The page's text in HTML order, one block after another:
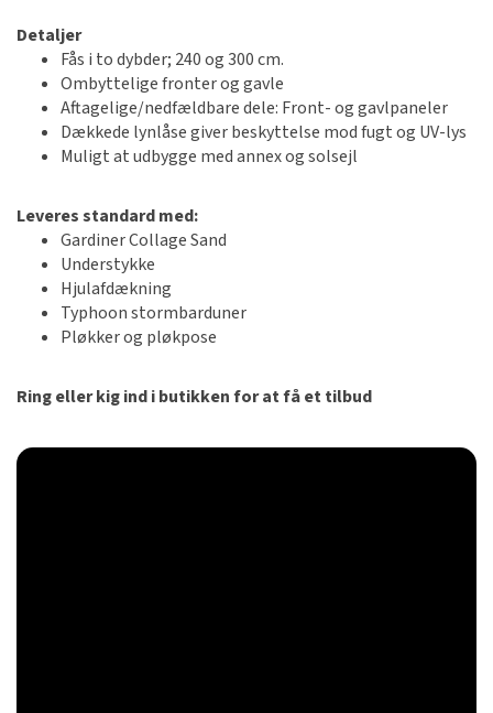
Detaljer
Fås i to dybder; 240 og 300 cm.
Ombyttelige fronter og gavle
Aftagelige/nedfældbare dele: Front- og gavlpaneler
Dækkede lynlåse giver beskyttelse mod fugt og UV-lys
Muligt at udbygge med annex og solsejl
Leveres standard med:
Gardiner Collage Sand
Understykke
Hjulafdækning
Typhoon stormbarduner
Pløkker og pløkpose
Ring eller kig ind i butikken for at få et tilbud